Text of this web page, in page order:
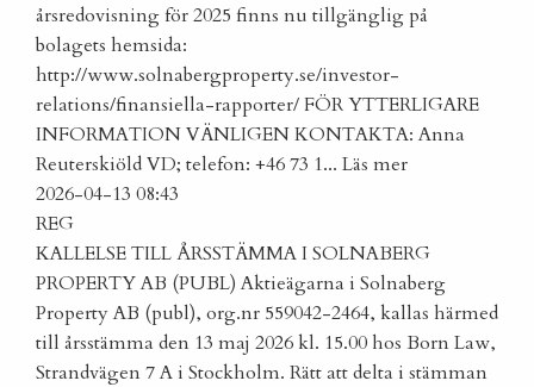
årsredovisning för 2025 finns nu tillgänglig på
bolagets hemsida:
http://www.solnabergproperty.se/investor-
relations/finansiella-rapporter/ FÖR YTTERLIGARE
INFORMATION VÄNLIGEN KONTAKTA: Anna
Reuterskiöld VD; telefon: +46 73 1... Läs mer
2026-04-13 08:43
REG
KALLELSE TILL ÅRSSTÄMMA I SOLNABERG
PROPERTY AB (PUBL) Aktieägarna i Solnaberg
Property AB (publ), org.nr 559042-2464, kallas härmed
till årsstämma den 13 maj 2026 kl. 15.00 hos Born Law,
Strandvägen 7 A i Stockholm. Rätt att delta i stämman